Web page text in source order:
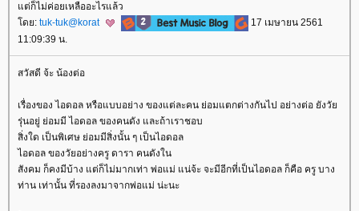
ต่ก็ไม่ค่อยเหลืออะไรแล้ว
ดย: tuk-tuk@korat
17 เมษายน 2561
11:09:39 น.
สวัสดี จ้ะ น้องต่อ
เรื่องของ ไอดอล หรือแบบอย่าง ของแต่ละคน ย่อมแตกต่างกันไป อย่างต่อ ยังวั
รุ่นอยู่ ย่อมมี ไอดอล ของคนดัง และถ้าเราชอบ
สิ่งใด เป็นพิเศษ ย่อมมีสิ่งนั้น ๆ เป็นไอดอล
ไอดอล ของวัยอย่างครู ดารา คนดังใน
สังคม ก็คงมีบ้าง แต่ก็ไม่มากเท่า พ่อแม่ แน่จ้ะ จะมีอีกที่เป็นไอดอล ก็คือ ครู บาง
ท่าน เท่านั้น ที่รองลงมาจากพ่อแม่ น่ะนะ